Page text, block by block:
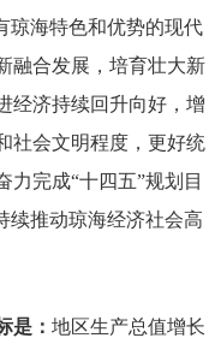
琼海特色和优势的现代
融合发展，培育壮大新
经济持续回升向好，增
社会文明程度， 更好统
力完成“十四五”规划目
续推动琼海经济社会高
是： 地区生产总值增长